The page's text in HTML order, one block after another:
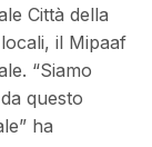
Città della
il Mipaaf
“Siamo
questo
ha